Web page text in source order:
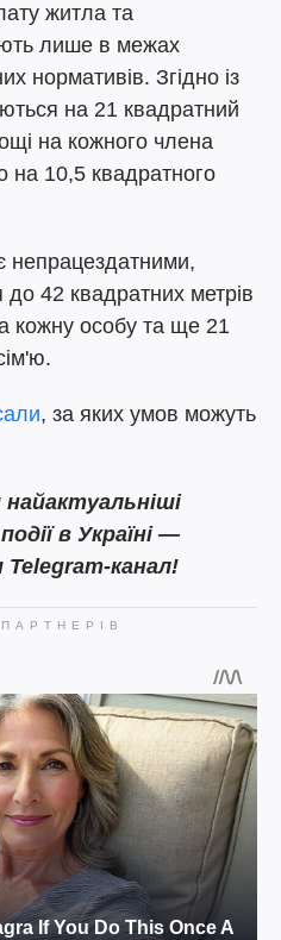
житла та
лише в межах
нормативів. Згідно із
на 21 квадратний
на кожного члена
на 10,5 квадратного
непрацездатними,
до 42 квадратних метрів
кожну особу та ще 21
, за яких умов можуть
в Україні —
канал!